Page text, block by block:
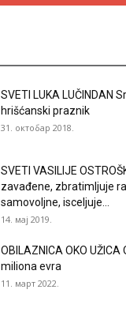
SVETI LUKA LUČINDAN
hrišćanski praznik
31. октобар 2018.
SVETI VASILIJE
zavađene, zbratimljuje
samovoljne, isceljuje...
14. мај 2019.
OBILAZNICA OKO
miliona evra
11. март 2022.